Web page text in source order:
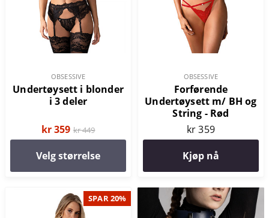
OBSESSIVE
Undertøysett i blonder
i 3 deler
kr 359 kr 449
Velg størrelse
OBSESSIVE
Forførende
Undertøysett m/ BH og
String - Rød
kr 359
Kjøp nå
SPAR 20%